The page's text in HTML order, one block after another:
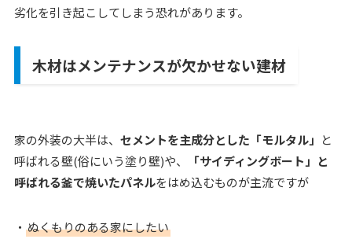
劣化を引き起こしてしまう恐れがあります。
木材はメンテナンスが欠かせない建材
家の外装の大半は、 セメントを主成分とした「モルタル」 と
呼ばれる壁(俗にいう塗り壁)や、
「サイディングボート」と
呼ばれる釜で焼いたパネルをはめ込むものが主流ですが
・ ぬくもりのある家にしたい